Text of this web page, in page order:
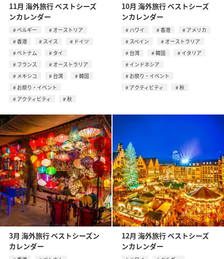
11月 海外旅行 ベストシーズ
ンカレンダー
ベルギー
オーストリア
香港
スイス
ドイツ
ベトナム
タイ
フランス
オーストラリア
メキシコ
台湾
韓国
お祭り・イベント
アクティビティ
秋
10月 海外旅行 ベストシーズ
ンカレンダー
ハワイ 香港
アメリカ
スペイン
オーストラリア
台湾
韓国
イタリア
インドネシア
お祭り・イベント
アクティビティ
秋
3月 海外旅行 ベストシーズン
カレンダー
12月 海外旅行 ベストシーズ
ンカレンダー